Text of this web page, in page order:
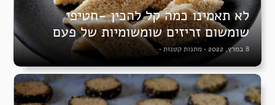
לא תאמינו כמה קל להכין -חטיפי
שומשום זריזים שומשומיות של פעם
8 במרץ, 2022 • מתנות קטנות •